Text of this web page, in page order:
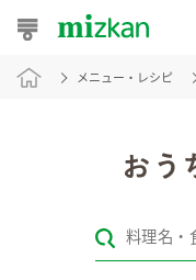
おうちレシピ
レシピカテゴリ一覧
メニュー・レシピ